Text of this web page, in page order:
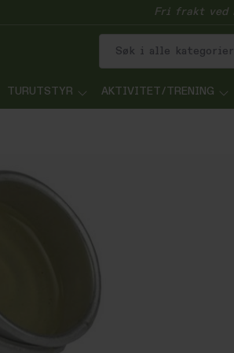
Fri frakt ved
TURUTSTYR AKTIVITET/TRENING